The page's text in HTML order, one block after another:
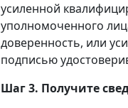
усиленной
уполномоченного
доверенность, или
подписью
Шаг 3. Получите